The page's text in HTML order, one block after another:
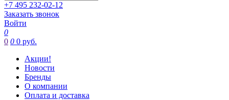
+7 495 232-02-12
Заказать звонок
Войти
0
0 0 0 руб.
Акции!
Новости
Бренды
О компании
Оплата и доставка